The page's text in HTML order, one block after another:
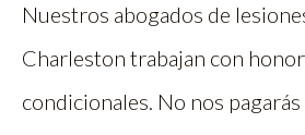
Nuestros abogados de
Charleston trabajan con
condicionales. No nos pagarás